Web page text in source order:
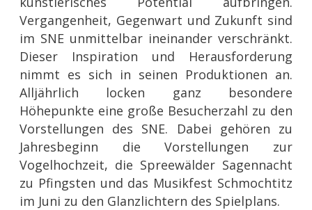
Vergangenheit, Gegenwart und Zukunft sind
im SNE unmittelbar ineinander verschränkt.
Dieser Inspiration und Herausforderung
nimmt es sich in seinen Produktionen an.
Alljährlich locken ganz besondere
Höhepunkte eine große Besucherzahl zu den
Vorstellungen des SNE. Dabei gehören zu
Jahresbeginn die Vorstellungen zur
Vogelhochzeit, die Spreewälder Sagennacht
zu Pfingsten und das Musikfest Schmochtitz
im Juni zu den Glanzlichtern des Spielplans.